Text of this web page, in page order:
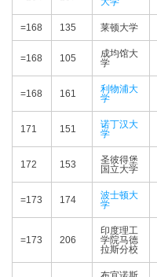
=168 135 莱顿大学
=168 105
成均馆大
学
=168 161
利物浦大
学
171 151
诺丁汉大
学
172 153
圣彼得堡
国立大学
=173 174
波士顿大
学
=173 206
印度理工
学院马德
拉斯分校